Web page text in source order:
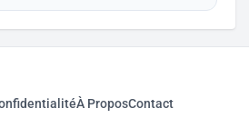
À ProposContact